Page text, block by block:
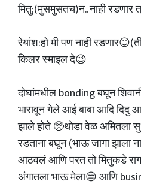
मितु:(मुसमुसतच)न.. नाही रडणार
रेयांश:हो मी पण नाही
किलर स्माइल दे😉
दोघांमधील bonding बघून
भारावून गेले आई बाबा आदि
झाले होते 🥺थोडा वेळ अमितला
रडताना बघून (भाऊ जागा झाला
आठवलं आणि परत तो मितुकडे
अंगातला भाऊ मेला😒 आणि